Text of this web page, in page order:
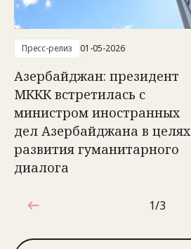
Пресс-релиз 01-05-2026
Азербайджан: президент
МККК встретилась с
министром иностранных
дел Азербайджана в целях
развития гуманитарного
диалога
1 из 3
1/3